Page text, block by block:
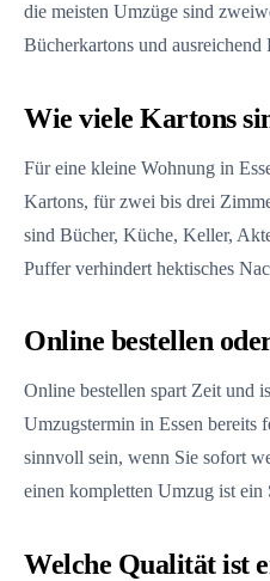
die meisten Umzüge sind
Bücherkartons und ausreichend
Wie viele Kartons
Für eine kleine Wohnung in
Kartons, für zwei bis drei
sind Bücher, Küche, Keller,
Puffer verhindert hektisches
Online bestellen
Online bestellen spart Zeit und
Umzugstermin in Essen bereits
sinnvoll sein, wenn Sie sofort
einen kompletten Umzug ist ein
Welche Qualität ist